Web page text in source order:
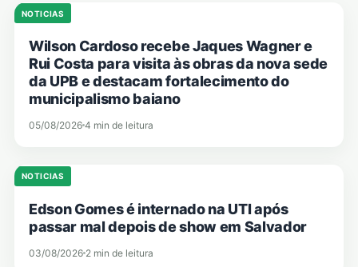
NOTICIAS
Wilson Cardoso recebe Jaques Wagner e
Rui Costa para visita às obras da nova sede
da UPB e destacam fortalecimento do
municipalismo baiano
05/08/2026 4 min de leitura
NOTICIAS
Edson Gomes é internado na UTI após
passar mal depois de show em Salvador
03/08/2026 2 min de leitura